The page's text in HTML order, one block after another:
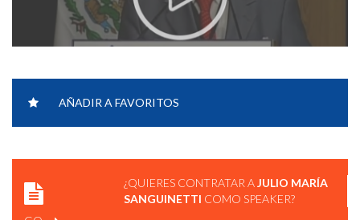
LAS GARANTÍAS FORMALES DE LA DEMOCRACIA
AÑADIR A FAVORITOS
¿QUIERES CONTRATAR AJULIO MARÍA
SANGUINETTI COMO SPEAKER?